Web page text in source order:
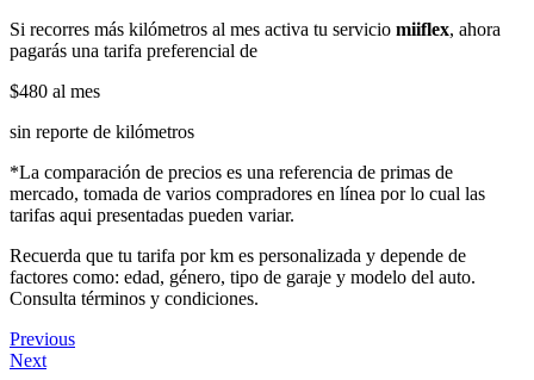
Si recorres más kilómetros al mes activa tu servicio miiflex, ahora
pagarás una tarifa preferencial de
$480 al mes
sin reporte de kilómetros
*La comparación de precios es una referencia de primas de
mercado, tomada de varios compradores en línea por lo cual las
tarifas aqui presentadas pueden variar.
Recuerda que tu tarifa por km es personalizada y depende de
factores como: edad, género, tipo de garaje y modelo del auto.
Consulta términos y condiciones.
Previous
Next